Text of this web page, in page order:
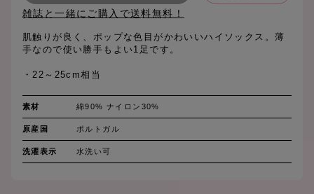
雑誌と一緒にご購入で送料無料！
肌触りが良く、ポップな色目がかわいいハイソックス。薄
手なので使い勝手もよい1足です。
・22～25cm相当
素材 綿90% ナイロン30%
原産国 ポルトガル
洗濯表示 水洗い可